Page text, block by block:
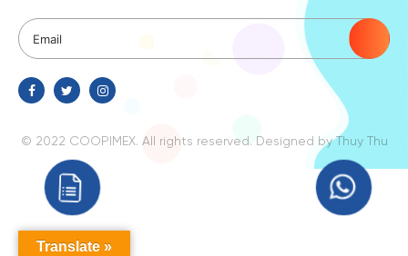
© 2022 COOPIMEX. All rights reserved. Designed by Thuy Thu
Translate »